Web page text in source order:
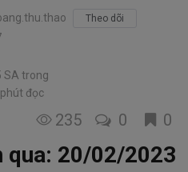
Theo dõi
SA trong
đọc
235 0 0
20/02/2023